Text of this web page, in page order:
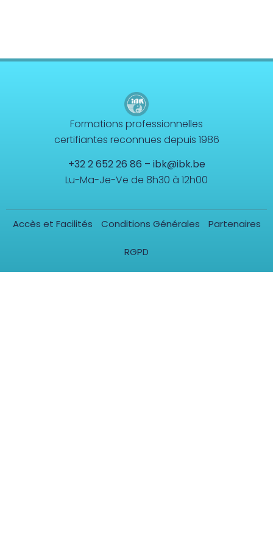
Formations professionnelles
certifiantes reconnues depuis 1986
+32 2 652 26 86 – ibk@ibk.be
Lu-Ma-Je-Ve de 8h30 à 12h00
Accès et Facilités Conditions Générales Partenaires
RGPD